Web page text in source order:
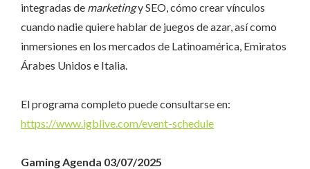
integradas de marketingy SEO, cómo crear vínculos
cuando nadie quiere hablar de juegos de azar, así como
inmersiones en los mercados de Latinoamérica, Emiratos
Árabes Unidos e Italia.
El programa completo puede consultarse en:
https://www.igblive.com/event-schedule
Gaming Agenda 03/07/2025